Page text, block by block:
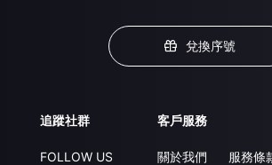
兌換序號
追蹤社群
FOLLOW US
客戶服務
關於我們
服務條